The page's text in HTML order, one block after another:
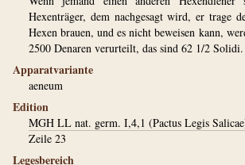
Hexenträger, dem nachgesagt wird, er trage
Hexen brauen, und es nicht beweisen kann,
2500 Denaren verurteilt, das sind 62 1/2 Solidi.
Apparatvariante
aeneum
Edition
MGH LL nat. germ. I,4,1 (Pactus Legis
Zeile 23
Legesbereich